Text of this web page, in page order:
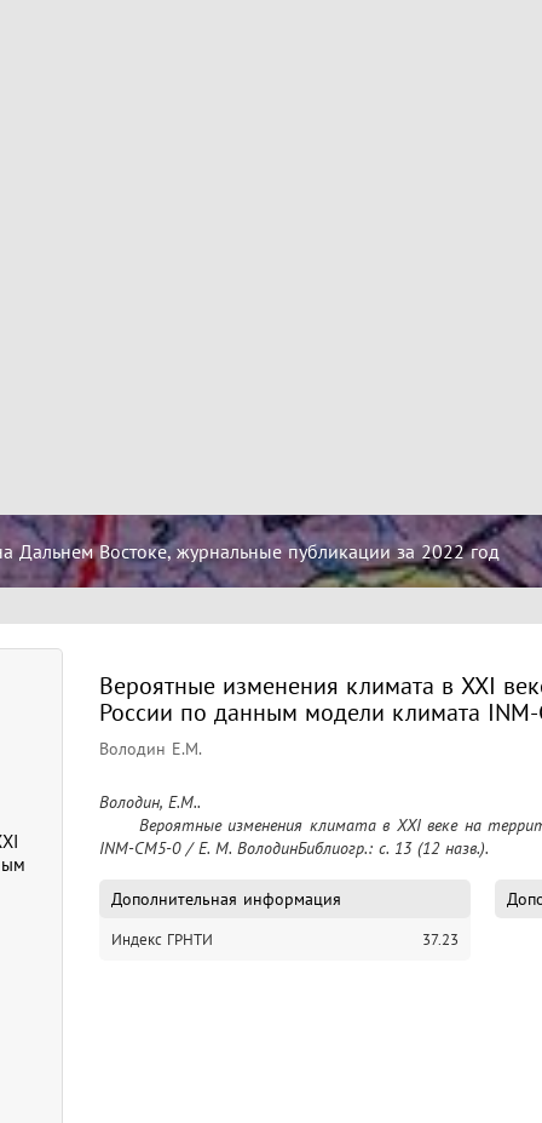
Дальнем Востоке, журнальные публикации за 2022 год
Вероятные изменения климата в XXI
России по данным модели климата
Володин Е.М.
Володин, Е.М..
INM-CM5-0 / Е. М. ВолодинБиблиогр.: с. 13 (12 назв.).
Дополнительная информация
Индекс ГРНТИ 37.23